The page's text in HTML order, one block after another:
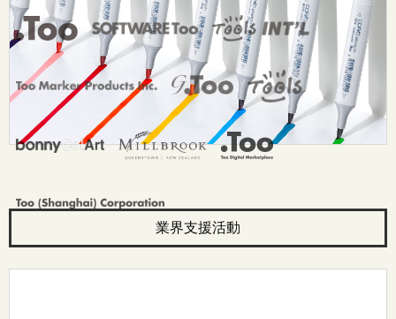
業界支援活動